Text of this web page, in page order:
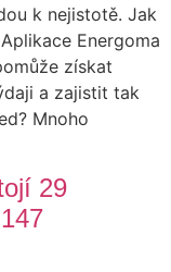
k nejistotě. Jak
Energoma
získat
a zajistit tak
Mnoho
29